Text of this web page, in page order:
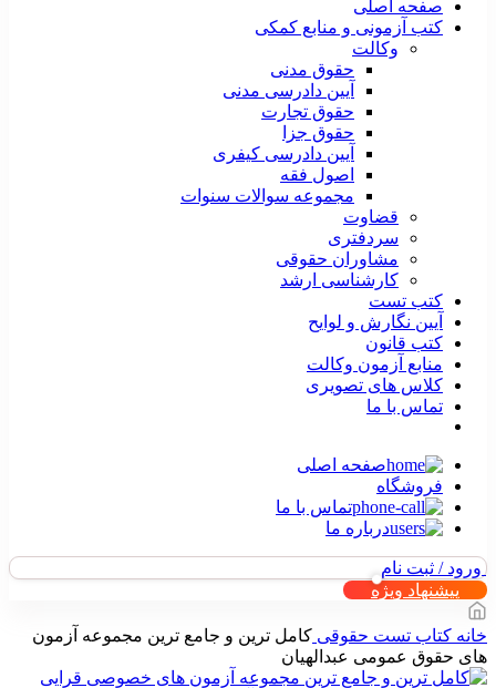
صفحه اصلی
کتب آزمونی و منابع کمکی
وکالت
حقوق مدنی
آیین دادرسی مدنی
حقوق تجارت
حقوق جزا
آیین دادرسی کیفری
اصول فقه
مجموعه سوالات سنوات
قضاوت
سردفتری
مشاوران حقوقی
کارشناسی ارشد
کتب تست
آیین نگارش و لوایح
کتب قانون
منابع آزمون وکالت
کلاس های تصویری
تماس با ما
صفحه اصلی
فروشگاه
تماس با ما
درباره ما
ورود / ثبت نام
پیشنهاد ویژه
خانه کتاب تست حقوقی کامل ترین و جامع ترین مجموعه آزمون
های حقوق عمومی عبدالهیان